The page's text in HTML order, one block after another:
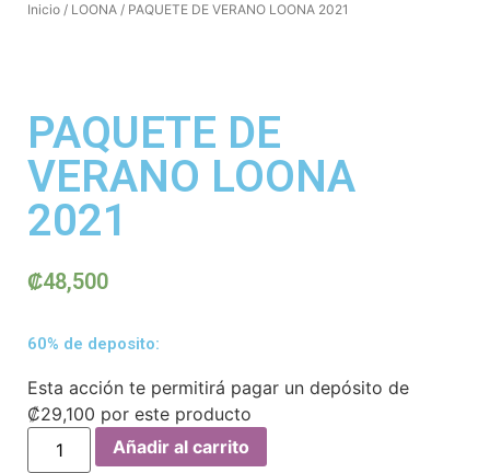
Inicio / LOONA / PAQUETE DE VERANO LOONA 2021
PAQUETE DE
VERANO LOONA
2021
₡48,500
60% de deposito:
Esta acción te permitirá pagar un depósito de
₡29,100 por este producto
Añadir al carrito